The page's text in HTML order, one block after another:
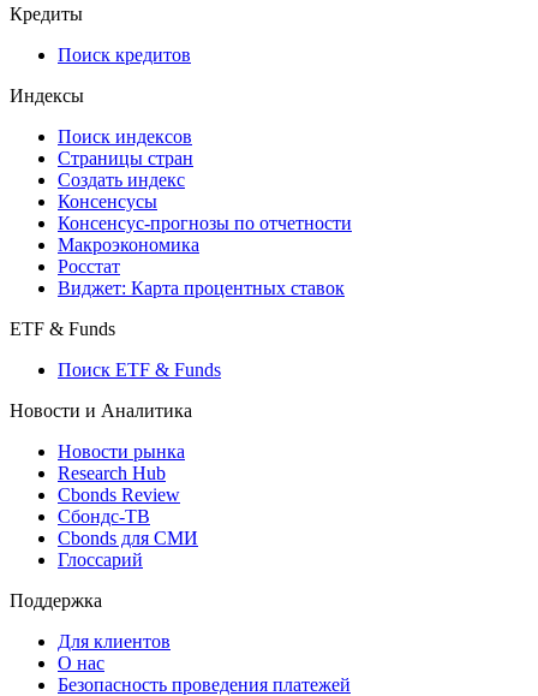
API and Data Feed
API каталог
Кредиты
Поиск кредитов
Индексы
Поиск индексов
Страницы стран
Создать индекс
Консенсусы
Консенсус-прогнозы по отчетности
Макроэкономика
Виджет: Карта процентных ставок
ETF & Funds
Поиск ETF & Funds
Новости и Аналитика
Новости рынка
Research Hub
Cbonds Review
Сбондс-ТВ
Глоссарий
Поддержка